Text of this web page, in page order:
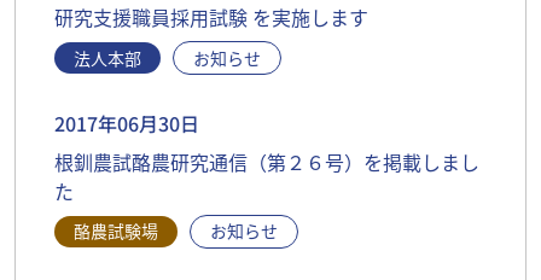
研究支援職員採用試験 を実施します
法人本部 お知らせ
2017年06月30日
根釧農試酪農研究通信（第２６号）を掲載しまし
た
酪農試験場 お知らせ